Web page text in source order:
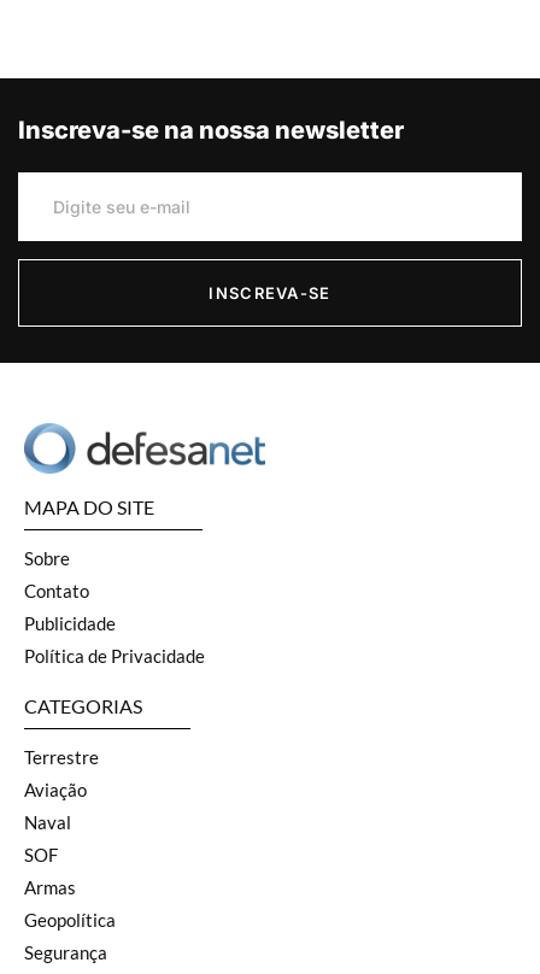
Inscreva-se na nossa newsletter
INSCREVA-SE
MAPA DO SITE
Sobre
Contato
Publicidade
Política de Privacidade
CATEGORIAS
Terrestre
Aviação
Naval
SOF
Armas
Geopolítica
Segurança